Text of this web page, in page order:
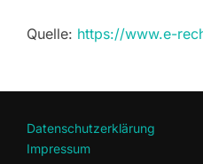
Quelle: https://www.e-
Datenschutzerklärung
Impressum